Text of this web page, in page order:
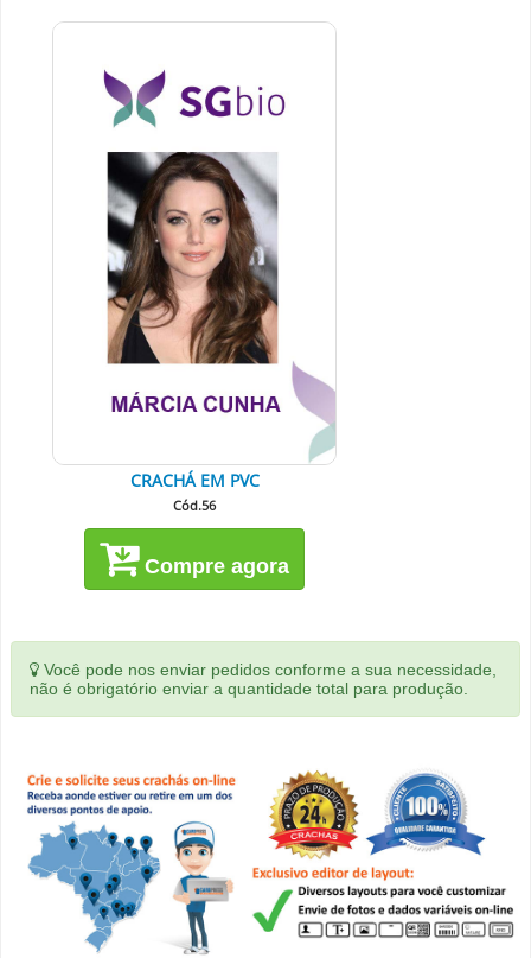
CRACHÁ EM PVC
Cód.56
Compre agora
Você pode nos enviar pedidos conforme a sua necessidade,
não é obrigatório enviar a quantidade total para produção.